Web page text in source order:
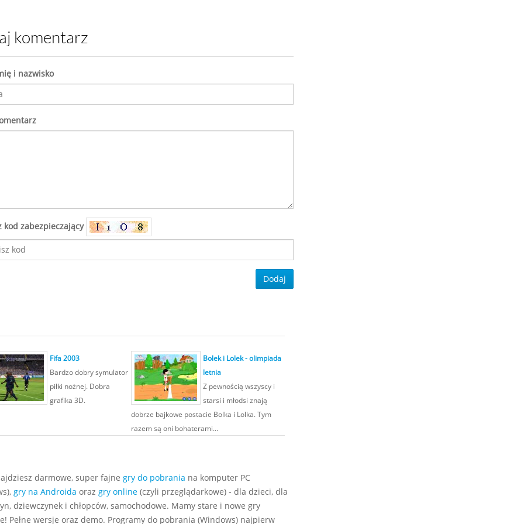
komentarz
i nazwisko
kod zabezpieczający
Dodaj
Fifa 2003
Bardzo dobry symulator
piłki nożnej. Dobra
grafika 3D.
Bolek i Lolek - olimpiada
letnia
Z pewnością wszyscy i
starsi i młodsi znają
dobrze bajkowe postacie Bolka i Lolka. Tym
razem są oni bohaterami...
darmowe, super fajne gry do pobrania na komputer PC
gry na Androida oraz gry online(czyli przeglądarkowe) - dla dzieci, dla
dziewczynek i chłopców, samochodowe. Mamy stare i nowe gry
Pełne wersje oraz demo. Programy do pobrania (Windows) najpierw